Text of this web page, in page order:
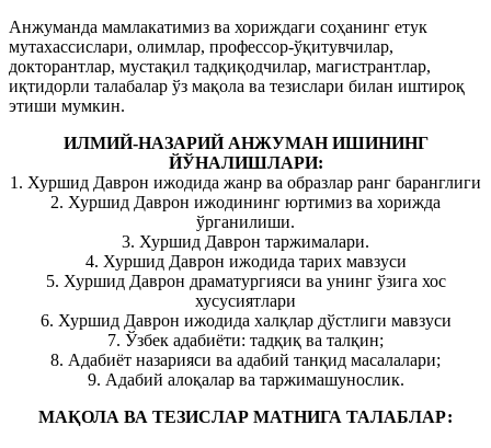
Анжуманда мамлакатимиз ва хориждаги соҳанинг етук
мутахассислари, олимлар, профессор-ўқитувчилар,
докторантлар, мустақил тадқиқодчилар, магистрантлар,
иқтидорли талабалар ўз мақола ва тезислари билан иштироқ
этиши мумкин.
ИЛМИЙ-НАЗАРИЙ АНЖУМАН ИШИНИНГ
ЙЎНАЛИШЛАРИ:
1. Хуршид Даврон ижодида жанр ва образлар ранг баранглиги
2. Хуршид Даврон ижодининг юртимиз ва хорижда
ўрганилиши.
3. Хуршид Даврон таржималари.
4. Хуршид Даврон ижодида тарих мавзуси
5. Хуршид Даврон драматургияси ва унинг ўзига хос
хусусиятлари
6. Хуршид Даврон ижодида халқлар дўстлиги мавзуси
7. Ўзбек адабиёти: тадқиқ ва талқин;
8. Адабиёт назарияси ва адабий танқид масалалари;
9. Адабий алоқалар ва таржимашунослик.
МАҚОЛА ВА ТЕЗИСЛАР МАТНИГА ТАЛАБЛАР: